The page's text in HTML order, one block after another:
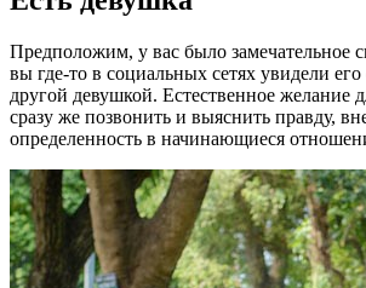
Предположим, у вас было замечательное
вы где-то в социальных сетях увидели
другой девушкой. Естественное желание
сразу же позвонить и выяснить правду,
определенность в начинающиеся